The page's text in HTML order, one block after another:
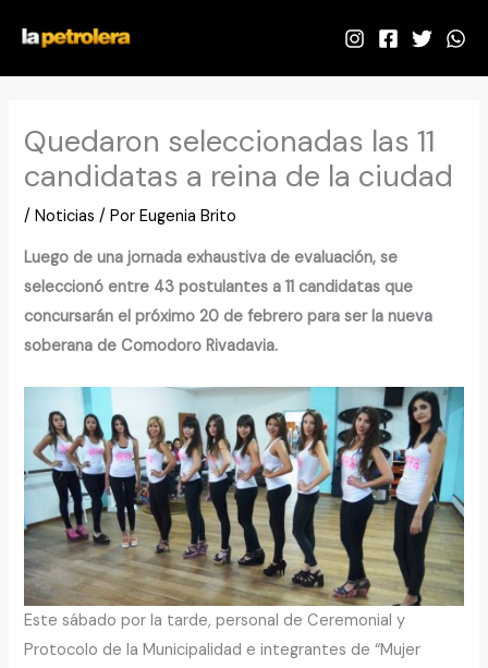
contenido
Quedaron seleccionadas las 11
candidatas a reina de la ciudad
/Noticias / PorEugenia Brito
Luego de una jornada exhaustiva de evaluación, se
seleccionó entre 43 postulantes a 11 candidatas que
concursarán el próximo 20 de febrero para ser la nueva
soberana de Comodoro Rivadavia.
Este sábado por la tarde, personal de Ceremonial y
Protocolo de la Municipalidad e integrantes de “Mujer